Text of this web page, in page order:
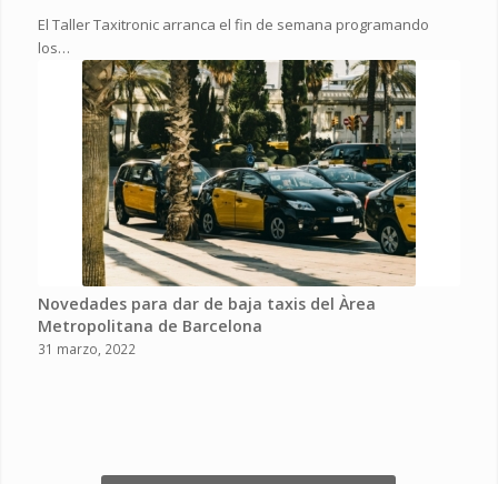
El Taller Taxitronic arranca el fin de semana programando
los…
Novedades para dar de baja taxis del Àrea
Metropolitana de Barcelona
31 marzo, 2022